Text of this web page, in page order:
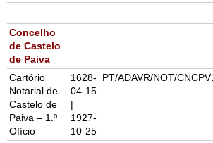
Concelho
de Castelo
de Paiva
Cartório
Notarial de
Castelo de
Paiva – 1.º
Ofício
1628-
04-15
|
1927-
10-25
PT/ADAVR/NOT/